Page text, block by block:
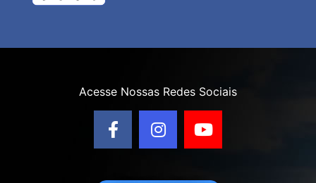
Acesse Nossas Redes Sociais